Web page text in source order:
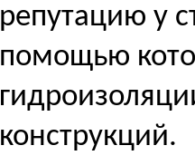
репутацию у
помощью
конструкций.